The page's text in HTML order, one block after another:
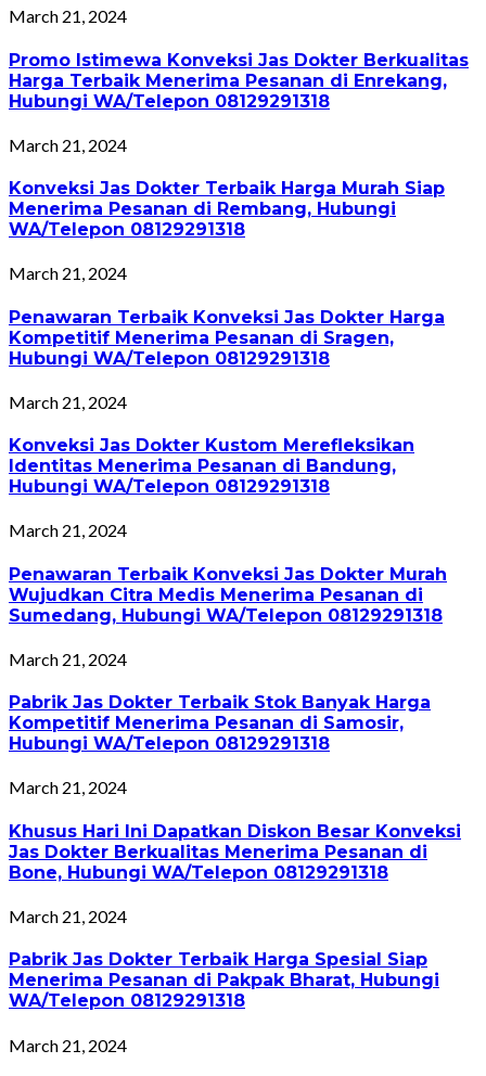
March 21, 2024
Promo Istimewa Konveksi Jas Dokter Berkualitas
Harga Terbaik Menerima Pesanan di Enrekang,
Hubungi WA/Telepon 08129291318
March 21, 2024
Konveksi Jas Dokter Terbaik Harga Murah Siap
Menerima Pesanan di Rembang, Hubungi
WA/Telepon 08129291318
March 21, 2024
Penawaran Terbaik Konveksi Jas Dokter Harga
Kompetitif Menerima Pesanan di Sragen,
Hubungi WA/Telepon 08129291318
March 21, 2024
Konveksi Jas Dokter Kustom Merefleksikan
Identitas Menerima Pesanan di Bandung,
Hubungi WA/Telepon 08129291318
March 21, 2024
Penawaran Terbaik Konveksi Jas Dokter Murah
Wujudkan Citra Medis Menerima Pesanan di
Sumedang, Hubungi WA/Telepon 08129291318
March 21, 2024
Pabrik Jas Dokter Terbaik Stok Banyak Harga
Kompetitif Menerima Pesanan di Samosir,
Hubungi WA/Telepon 08129291318
March 21, 2024
Khusus Hari Ini Dapatkan Diskon Besar Konveksi
Jas Dokter Berkualitas Menerima Pesanan di
Bone, Hubungi WA/Telepon 08129291318
March 21, 2024
Pabrik Jas Dokter Terbaik Harga Spesial Siap
Menerima Pesanan di Pakpak Bharat, Hubungi
WA/Telepon 08129291318
March 21, 2024